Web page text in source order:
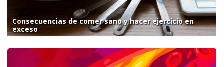
Consecuencias de comer sano y hacer ejercicio en
exceso